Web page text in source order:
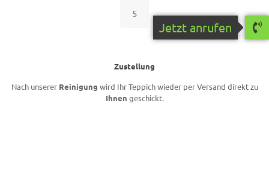
5
Zustellung
Nach unserer Reinigung wird Ihr Teppich wieder per Versand direkt zu
Ihnen geschickt.
Jetzt anrufen